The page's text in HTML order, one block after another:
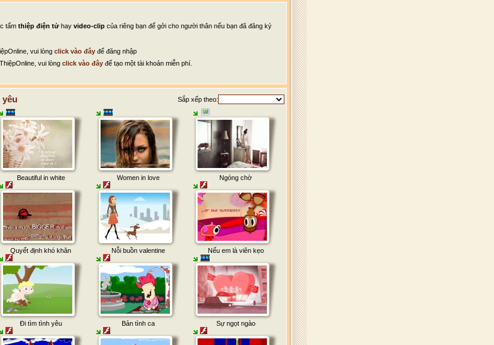
tấm thiệp điện tửhay video-clipcủa riêng bạn để gởi cho người thân nếu bạn đã đăng ký
vui lòng click vào đâyđể đăng nhập
vui lòng click vào đâyđể tạo một tài khoản miễn phí.
Sắp xếp theo:
Beautiful in white Women in love Ngóng chờ
Quyết định khó khăn Nỗi buồn valentine Nếu em là viên kẹo
Đi tìm tình yêu Bản tình ca Sự ngọt ngào